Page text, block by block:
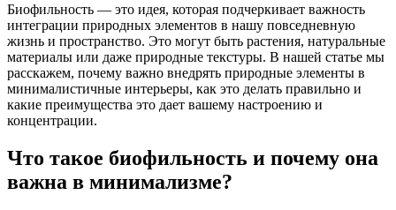
Биофильность — это идея, которая подчеркивает важность
интеграции природных элементов в нашу повседневную
жизнь и пространство. Это могут быть растения, натуральные
материалы или даже природные текстуры. В нашей статье мы
расскажем, почему важно внедрять природные элементы в
минималистичные интерьеры, как это делать правильно и
какие преимущества это дает вашему настроению и
концентрации.
Что такое биофильность и почему она
важна в минимализме?